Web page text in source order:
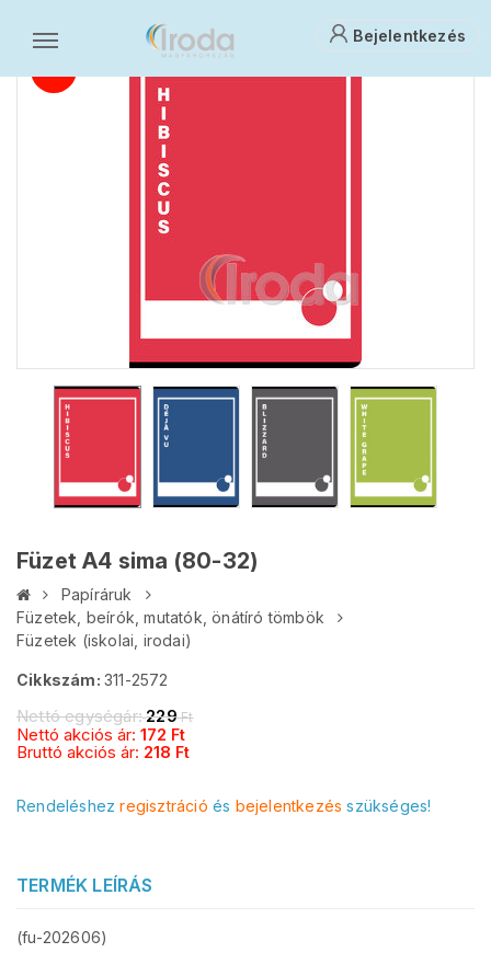
Bejelentkezés
Füzet A4 sima (80-32)
Papíráruk
Füzetek, beírók, mutatók, önátíró tömbök
Füzetek (iskolai, irodai)
Cikkszám: 311-2572
Nettó egységár:229Ft
Nettó akciós ár: 172 Ft
Bruttó akciós ár: 218 Ft
Rendeléshezregisztráció és bejelentkezés szükséges!
TERMÉK LEÍRÁS
(fu-202606)